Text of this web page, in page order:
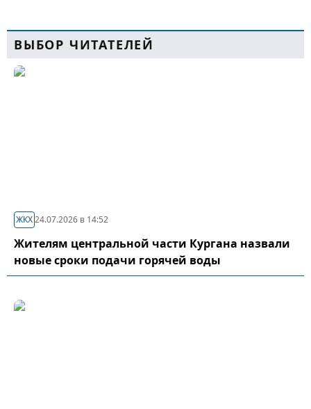
ВЫБОР ЧИТАТЕЛЕЙ
ЖКХ24.07.2026 в 14:52
Жителям центральной части Кургана назвали
новые сроки подачи горячей воды